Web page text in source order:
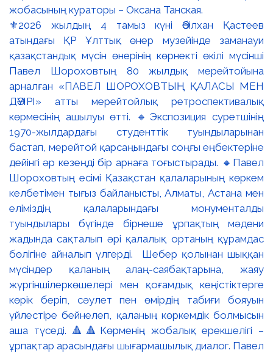
⚜️2026 жылдың 4 тамыз күні Әбілхан Қастеев
атындағы ҚР Ұлттық өнер музейінде заманауи
қазақстандық мүсін өнерінің көрнекті өкілі мүсінші
Павел Шороховтың 80 жылдық мерейтойына
арналған «ПАВЕЛ ШОРОХОВТЫҢ ҚАЛАСЫ МЕН
ДӘУІРІ» атты мерейтойлық ретроспективалық
көрмесінің ашылуы өтті. 🔹Экспозиция суретшінің
1970-жылдардағы студенттік туындыларынан
бастап, мерейтой қарсаңындағы соңғы еңбектеріне
дейінгі әр кезеңді бір арнаға тоғыстырады. 🔸Павел
Шороховтың есімі Қазақстан қалаларының көркем
келбетімен тығыз байланысты, Алматы, Астана мен
еліміздің қалаларындағы монументалды
туындылары бүгінде бірнеше ұрпақтың мәдени
жадында сақталып әрі қалалық ортаның құрамдас
бөлігіне айналып үлгерді. Шебер қолынан шыққан
мүсіндер қаланың алаң-саябақтарына, жаяу
жүргіншілеркөшелері мен қоғамдық кеңістіктерге
көрік беріп, сәулет пен өмірдің табиғи бояуын
үйлестіре бейнелеп, қаланың көркемдік болмысын
аша түседі. 🔺🔺Көрменің жобалық ерекшелігі –
ұрпақтар арасындағы шығармашылық диалог. Павел